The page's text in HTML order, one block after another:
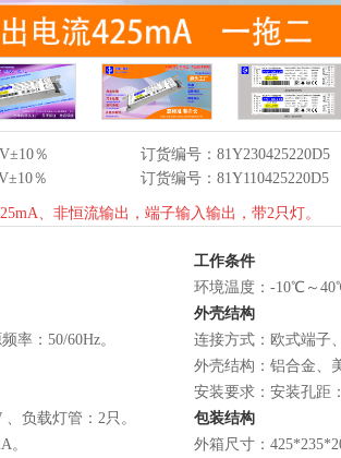
％ 订货编号：81Y230425220D5
％ 订货编号：81Y110425220D5
、非恒流输出，端子输入输出，带2只灯。
率：50/60Hz。
负载灯管：2只。
。
工作条件
环境温度：-10℃～
外壳结构
连接方式：欧式端子
外壳结构：铝合金、
安装要求：安装孔距
包装结构
外箱尺寸：